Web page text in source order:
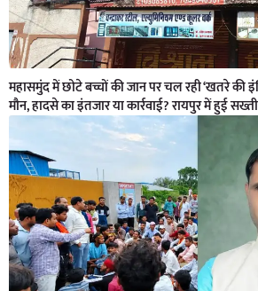
महासमुंद में छोटे बच्चों की जान पर चल रही ‘खतरे की
मौन, हादसे का इंतजार या कार्रवाई? रायपुर में हुई सख्ती